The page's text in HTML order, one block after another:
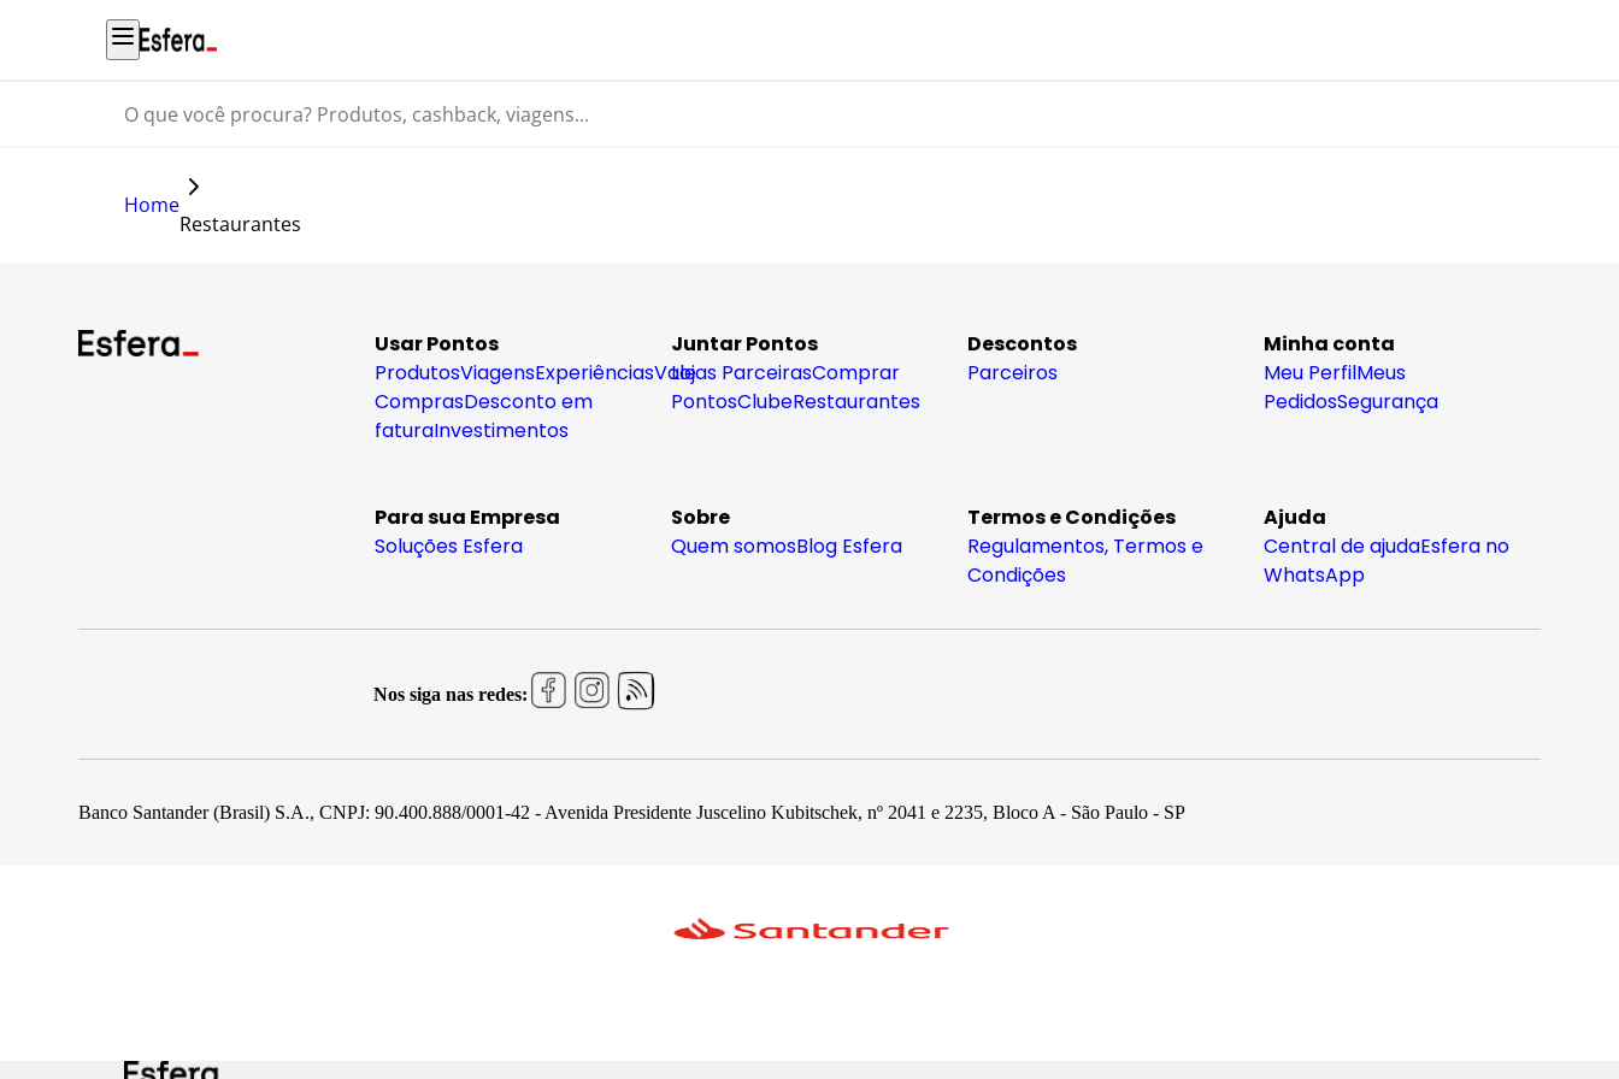
O que você procura? Produtos, cashback, viagens...
Home
Restaurantes
Usar Pontos
ProdutosViagensExperiênciasVale
ComprasDesconto em
faturaInvestimentos
Juntar Pontos
Lojas ParceirasComprar
PontosClubeRestaurantes
Descontos
Parceiros
Minha conta
Meu PerfilMeus
PedidosSegurança
Para sua Empresa
Soluções Esfera
Sobre
Quem somosBlog Esfera
Termos e Condições
Regulamentos, Termos e
Condições
Ajuda
Central de ajudaEsfera no
WhatsApp
Nos siga nas redes:
Banco Santander (Brasil) S.A., CNPJ: 90.400.888/0001-42 - Avenida Presidente Juscelino Kubitschek, nº 2041 e 2235, Bloco A - São Paulo - SP